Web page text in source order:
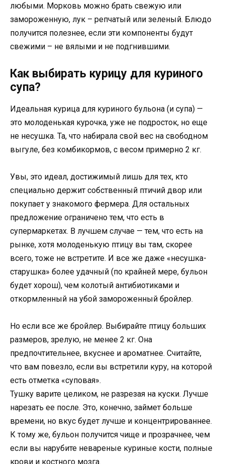
любыми. Морковь можно брать свежую или
замороженную, лук – репчатый или зеленый. Блюдо
получится полезнее, если эти компоненты будут
свежими – не вялыми и не подгнившими.
Как выбирать курицу для куриного
супа?
Идеальная курица для куриного бульона (и супа) —
это молоденькая курочка, уже не подросток, но еще
не несушка. Та, что набирала свой вес на свободном
выгуле, без комбикормов, с весом примерно 2 кг.
Увы, это идеал, достижимый лишь для тех, кто
специально держит собственный птичий двор или
покупает у знакомого фермера. Для остальных
предложение ограничено тем, что есть в
супермаркетах. В лучшем случае — тем, что есть на
рынке, хотя молоденькую птицу вы там, скорее
всего, тоже не встретите. И все же даже «несушка-
старушка» более удачный (по крайней мере, бульон
будет хорош), чем колотый антибиотиками и
откормленный на убой замороженный бройлер.
Но если все же бройлер. Выбирайте птицу больших
размеров, зрелую, не менее 2 кг. Она
предпочтительнее, вкуснее и ароматнее. Считайте,
что вам повезло, если вы встретили куру, на которой
есть отметка «суповая».
Тушку варите целиком, не разрезая на куски. Лучше
нарезать ее после. Это, конечно, займет больше
времени, но вкус будет лучше и концентрированнее.
К тому же, бульон получится чище и прозрачнее, чем
если вы нарубите невареные куриные кости, полные
крови и костного мозга.